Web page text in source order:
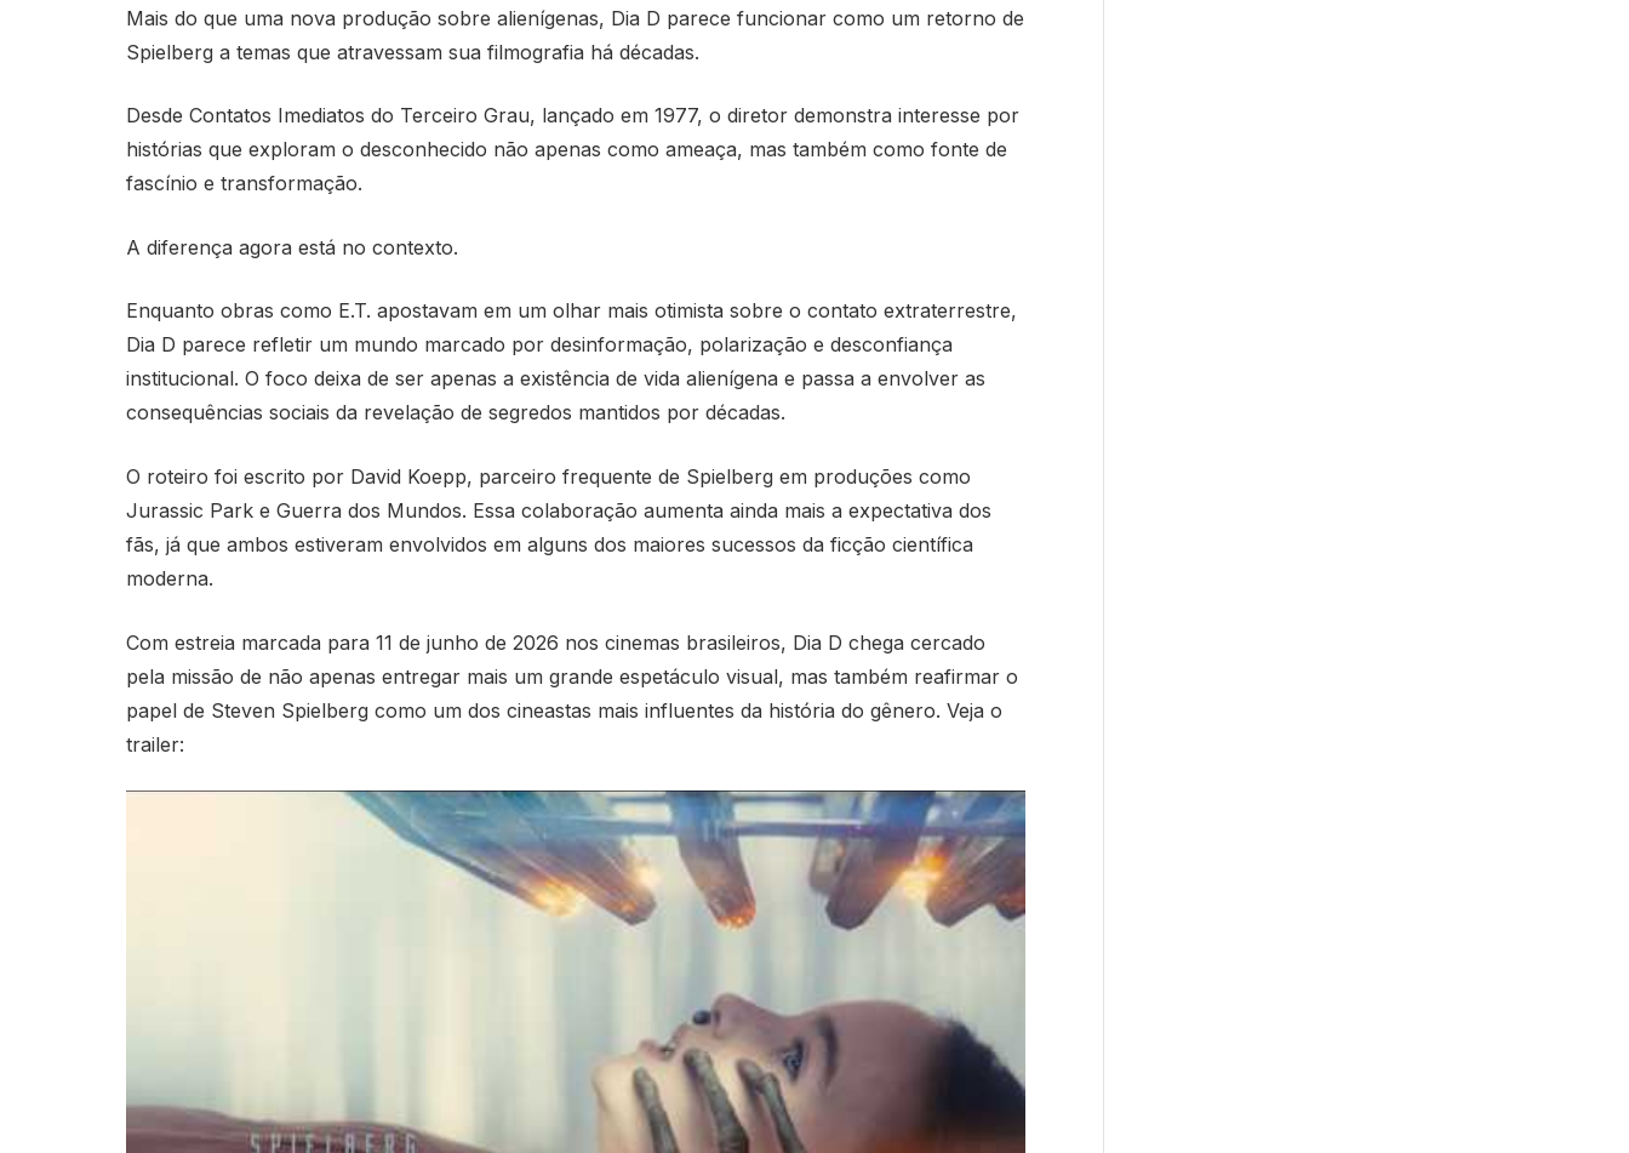
Mais do que uma nova produção sobre alienígenas, Dia D parece funcionar como um retorno de
Spielberg a temas que atravessam sua filmografia há décadas.
Desde Contatos Imediatos do Terceiro Grau, lançado em 1977, o diretor demonstra interesse por
histórias que exploram o desconhecido não apenas como ameaça, mas também como fonte de
fascínio e transformação.
A diferença agora está no contexto.
Enquanto obras como E.T. apostavam em um olhar mais otimista sobre o contato extraterrestre,
Dia D parece refletir um mundo marcado por desinformação, polarização e desconfiança
institucional. O foco deixa de ser apenas a existência de vida alienígena e passa a envolver as
consequências sociais da revelação de segredos mantidos por décadas.
O roteiro foi escrito por David Koepp, parceiro frequente de Spielberg em produções como
Jurassic Parke Guerra dos Mundos. Essa colaboração aumenta ainda mais a expectativa dos
fãs, já que ambos estiveram envolvidos em alguns dos maiores sucessos da ficção científica
moderna.
Com estreia marcada para 11 de junho de 2026 nos cinemas brasileiros, Dia D chega cercado
pela missão de não apenas entregar mais um grande espetáculo visual, mas também reafirmar o
papel de Steven Spielberg como um dos cineastas mais influentes da história do gênero. Veja o
trailer: